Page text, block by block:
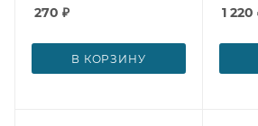
270 ₽
В КОРЗИНУ
1 220